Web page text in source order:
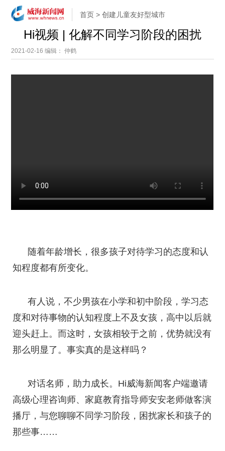
首页 >创建儿童友好型城市
Hi视频 | 化解不同学习阶段的困扰
2021-02-16编辑： 仲鹤
随着年龄增长，很多孩子对待学习的态度和认
知程度都有所变化。
有人说，不少男孩在小学和初中阶段，学习态
度和对待事物的认知程度上不及女孩，高中以后就
迎头赶上。而这时，女孩相较于之前，优势就没有
那么明显了。事实真的是这样吗？
对话名师，助力成长。Hi威海新闻客户端邀请
高级心理咨询师、家庭教育指导师安安老师做客演
播厅，与您聊聊不同学习阶段，困扰家长和孩子的
那些事……